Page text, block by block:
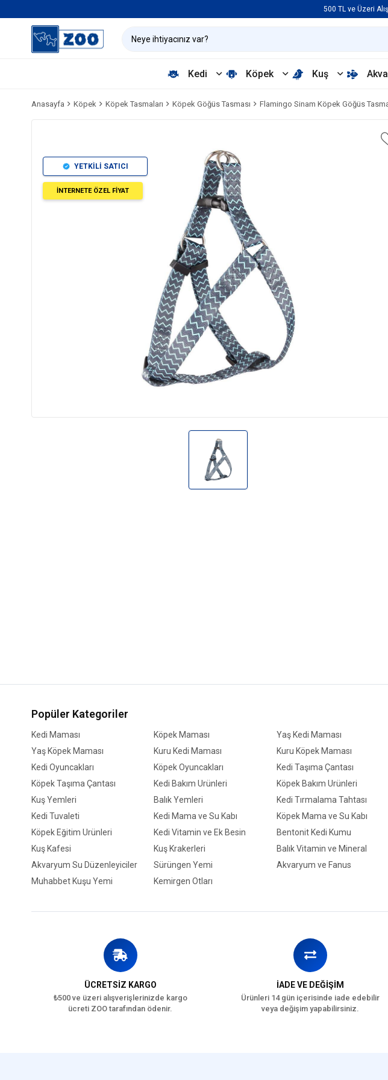
500 TL ve Üzeri
Kedi Köpek Kuş
Anasayfa Köpek Köpek Tasmaları Köpek Göğüs Tasması Flamingo Sinam Köpek Göğüs
YETKİLİ SATICI
İNTERNETE ÖZEL FİYAT
Popüler Kategoriler
Kedi Maması Köpek Maması
Yaş Kedi Maması
Yaş Köpek Maması
Kuru Kedi Maması
Kuru Köpek Maması
Kedi Oyuncakları
Köpek Oyuncakları
Kedi Taşıma Çantası
Köpek Taşıma Çantası
Kedi Bakım Ürünleri
Köpek Bakım Ürünleri
Kuş Yemleri
Balık Yemleri
Kedi Tırmalama Tahtası
Kedi Tuvaleti
Kedi Mama ve Su Kabı
Köpek Mama ve Su Kabı
Köpek Eğitim Ürünleri
Kedi Vitamin ve Ek Besin
Bentonit Kedi Kumu
Kuş Kafesi
Kuş Krakerleri
Balık Vitamin ve Mineral
Akvaryum Su Düzenleyiciler
Sürüngen Yemi
Akvaryum ve Fanus
Muhabbet Kuşu Yemi
Kemirgen Otları
ÜCRETSİZ KARGO
₺500 ve üzeri alışverişlerinizde kargo
ücreti ZOO tarafından ödenir.
İADE VE DEĞİŞİM
Ürünleri 14 gün içerisinde iade edebilir
veya değişim yapabilirsiniz.